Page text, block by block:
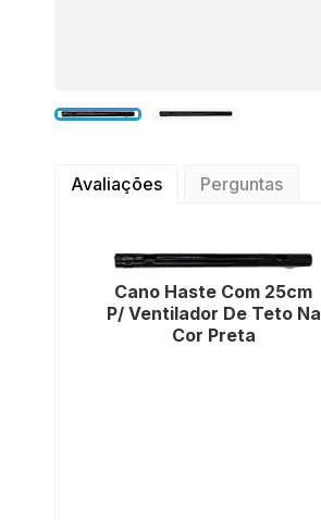
Avaliações Perguntas
Cano Haste Com 25cm
P/ Ventilador De Teto Na
Cor Preta